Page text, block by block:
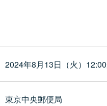
2024年8月13日（火）
東京中央郵便局